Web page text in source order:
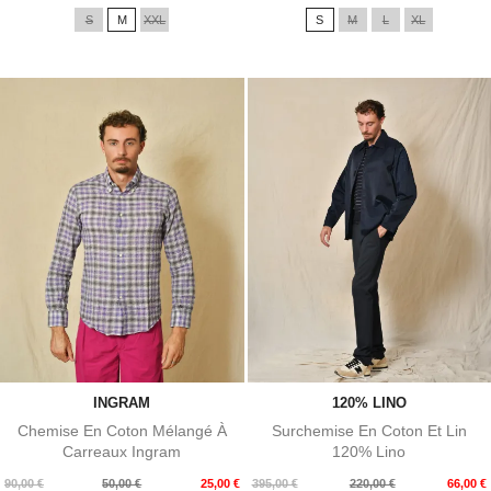
S M XXL S M L XL
INGRAM
Chemise En Coton Mélangé À
Carreaux Ingram
90,00 €
Prix
50,00 € 25,00 €
Prix
120% LINO
Surchemise En Coton Et Lin
120% Lino
395,00 €
Prix
220,00 € 66,00 €
Prix